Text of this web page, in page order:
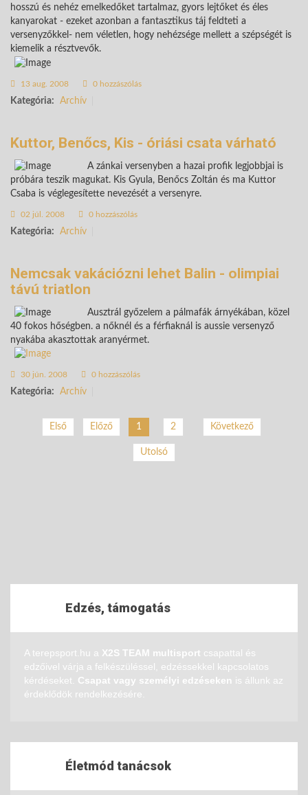
hosszú és nehéz emelkedőket tartalmaz, gyors lejtőket és éles
kanyarokat - ezeket azonban a fantasztikus táj feldteti a
versenyzőkkel- nem véletlen, hogy nehézsége mellett a szépségét is
kiemelik a résztvevők.
13 aug. 2008 0 hozzászólás
Kategória: Archív
Kuttor, Benőcs, Kis - óriási csata várható
A zánkai versenyben a hazai profik legjobbjai is
próbára teszik magukat. Kis Gyula, Benőcs Zoltán és ma Kuttor
Csaba is véglegesítette nevezését a versenyre.
02 júl. 2008 0 hozzászólás
Kategória: Archív
Nemcsak vakációzni lehet Balin - olimpiai
távú triatlon
Ausztrál győzelem a pálmafák árnyékában, közel
40 fokos hőségben. a nőknél és a férfiaknál is aussie versenyző
nyakába akasztottak aranyérmet.
30 jún. 2008 0 hozzászólás
Kategória: Archív
Első Előző 1 2 Következő
Utolsó
Edzés, támogatás
A terepsport.hu a X2S TEAM multisport csapattal és
edzőivel várja a felkészüléssel, edzéssekkel kapcsolatos
kérdéseket. Csapat vagy személyi edzéseken is állunk az
érdeklődök rendelkezésére.
Életmód tanácsok